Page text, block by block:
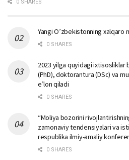
0 SHARES
Yangi O’zbekistonning xalqaro
0 SHARES
2023 yilga quyidagi ixtisosliklar
(PhD), doktorantura (DSc) va
e’lon qiladi
0 SHARES
“Moliya bozorini
zamonaviy tendensiyalari va
respublika ilmiy-amaliy
0 SHARES